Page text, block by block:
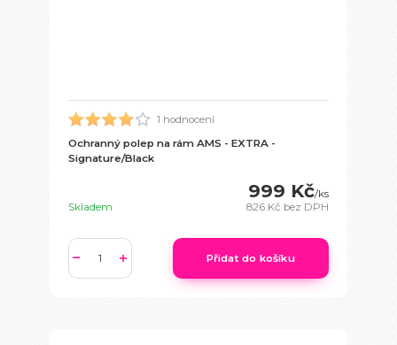
1 hodnocení
Ochranný polep na rám AMS - EXTRA -
Signature/Black
999 Kč/ks
826 Kč bez DPH
Skladem
Přidat do košíku